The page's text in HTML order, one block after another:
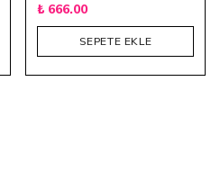
₺ 666.00
SEPETE EKLE